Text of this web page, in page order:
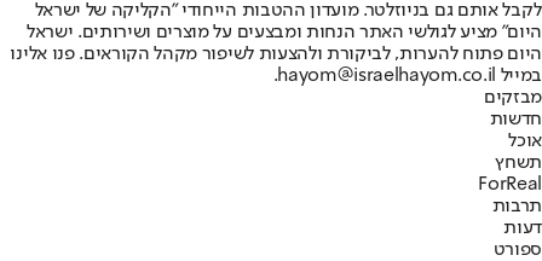
לקבל אותם גם בניוזלטר. מועדון ההטבות הייחודי "הקליקה של ישראל
היום" מציע לגולשי האתר הנחות ומבצעים על מוצרים ושירותים. ישראל
היום פתוח להערות, לביקורת ולהצעות לשיפור מקהל הקוראים. פנו אלינו
במייל hayom@israelhayom.co.il.
מבזקים
חדשות
אוכל
תשחץ
ForReal
תרבות
דעות
ספורט